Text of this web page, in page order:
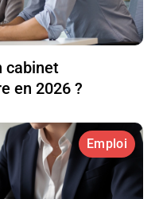
cabinet
en 2026 ?
Emploi